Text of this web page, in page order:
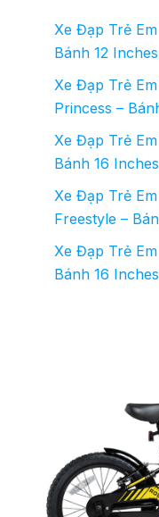
Xe Đạp Trẻ
Bánh 12 Inches
Xe Đạp Trẻ
Princess –
Xe Đạp Trẻ
Bánh 16 Inches
Xe Đạp Trẻ
Freestyle –
Xe Đạp Trẻ
Bánh 16 Inches